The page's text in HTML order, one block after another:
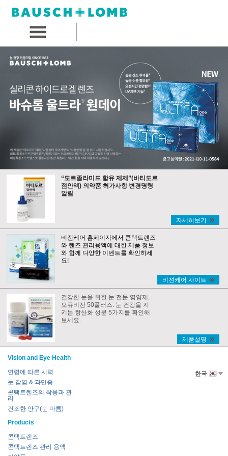
“도르졸라미드 함유 제제”(바티도르
점안액) 의약품 허가사항 변경명령
알림
자세히보기
비전케어 홈페이지에서 콘택트렌즈
와 렌즈 관리용액에 대한 제품 정보
와 함께 다양한 이벤트를 확인하세
요!
비젼케어 사이트
건강한 눈을 위한 눈 전문 영양제,
오큐비전 50플러스. 눈 건강을 지
키는 항산화 성분 5가지를 확인해
보세요.
제품설명
Vision and Eye Health
연령에 따른 시력
눈 감염 & 과민증
콘택트렌즈의 착용과 관
리
건조한 안구(눈 마름)
Products
콘택트렌즈
콘택트렌즈 관리 용액
한국